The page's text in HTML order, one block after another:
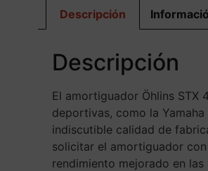
Descripción
Descripción
El amortiguador Öhlins STX
deportivas, como la
indiscutible calidad de
solicitar el amortiguador
rendimiento mejorado en